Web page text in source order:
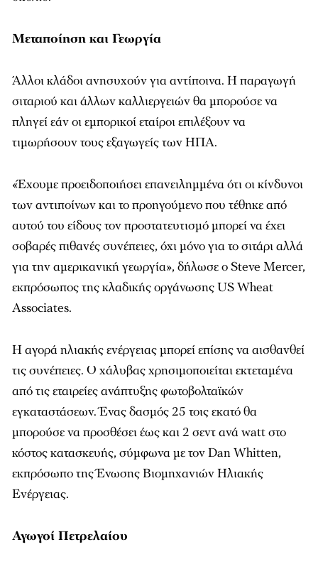
Μεταποίηση και Γεωργία
Άλλοι κλάδοι ανησυχούν για αντίποινα. Η παραγωγή
σιταριού και άλλων καλλιεργειών θα μπορούσε να
πληγεί εάν οι εμπορικοί εταίροι επιλέξουν να
τιμωρήσουν τους εξαγωγείς των ΗΠΑ.
«Έχουμε προειδοποιήσει επανειλημμένα ότι οι κίνδυνοι
των αντιποίνων και το προηγούμενο που τέθηκε από
αυτού του είδους τον προστατευτισμό μπορεί να έχει
σοβαρές πιθανές συνέπειες, όχι μόνο για το σιτάρι αλλά
για την αμερικανική γεωργία», δήλωσε ο Steve Mercer,
εκπρόσωπος της κλαδικής οργάνωσης US Wheat
Associates.
Η αγορά ηλιακής ενέργειας μπορεί επίσης να αισθανθεί
τις συνέπειες. Ο χάλυβας χρησιμοποιείται εκτεταμένα
από τις εταιρείες ανάπτυξης φωτοβολταϊκών
εγκαταστάσεων. Ένας δασμός 25 τοις εκατό θα
μπορούσε να προσθέσει έως και 2 σεντ ανά watt στο
κόστος κατασκευής, σύμφωνα με τον Dan Whitten,
εκπρόσωπο της Ένωσης Βιομηχανιών Ηλιακής
Ενέργειας.
Αγωγοί Πετρελαίου